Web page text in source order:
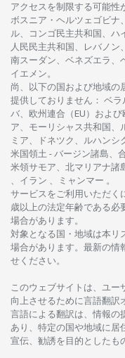
アクセスを制限する可能性
ボスニア ・ ヘルツェゴビナ
ル、
コンゴ民主共和国、ハ
人民民主共和国、レバノン
南スーダン、ベネズエラ、
イエメン。
尚、 以下の国および地域の
提供しておりません ： ベラ
バ、 欧州連合 （EU） および
ア、 モーリシャス共和国、
ミア、ドネツク、ルハンシ
米国領土 - バージン諸島、
米領サモア、 北マリアナ諸
、イラン 、ミャンマー 。
サービスを ご利用いただく
歳以上の法定年齢である必
場合があります。
対象となる国 ・ 地域は本 リ
場合があります。 最新の情
せくださ い。
このウェブサイトは、 ユー
向上さ せるために言語翻訳
言語に よる翻訳は、 情報の
あり、 特定の国や地域に 居
宣伝、 勧誘を 目的としたも